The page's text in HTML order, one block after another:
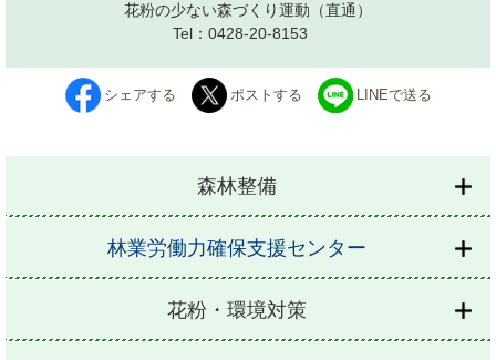
花粉の少ない森づくり運動 （直通）
Tel：0428-20-8153
シェアする ポストする LINEで送る
森林整備
林業労働力確保支援センター
花粉・環境対策